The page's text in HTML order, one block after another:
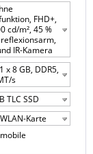
FHD+,
cd/m², 45 %
reflexionsarm,
IR-Kamera
x 8 GB, DDR5,
s
TLC SSD
Karte